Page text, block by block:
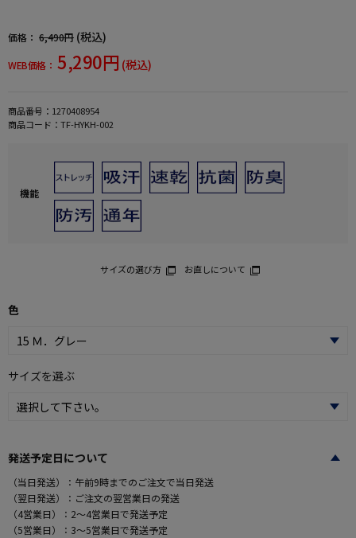
価格： 6,490円 (税込)
WEB価格： 5,290円 (税込)
商品番号： 1270408954
商品コード： TF-HYKH-002
機能
サイズの選び方 お直しについて
色
サイズを選ぶ
発送予定日について
（当日発送）：午前9時までのご注文で当日発送
（翌日発送）：ご注文の翌営業日の発送
（4営業日）：2～4営業日で発送予定
（5営業日）：3～5営業日で発送予定